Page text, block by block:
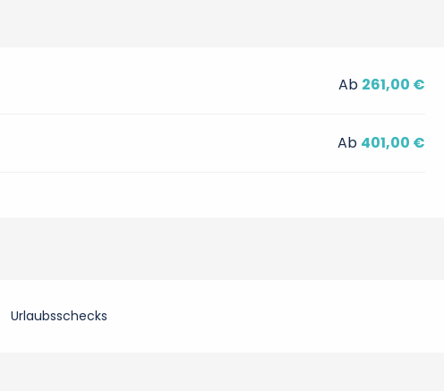
Ab 261,00 €
Ab 401,00 €
Urlaubsschecks